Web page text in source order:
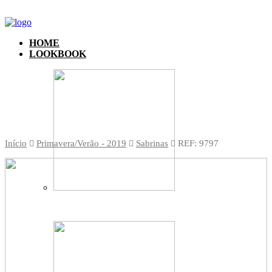
HOME
LOOKBOOK
Início Primavera/Verão - 2019 Sabrinas REF: 9797